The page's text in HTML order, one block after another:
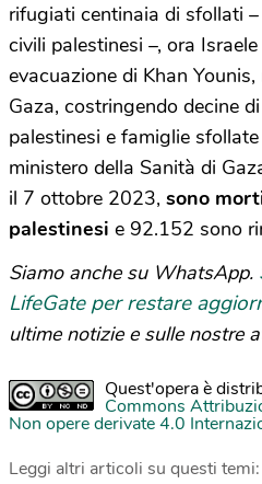
rifugiati centinaia di sfollati
civili palestinesi –, ora
evacuazione di Khan
Gaza, costringendo decine
palestinesi e famiglie
ministero della Sanità di
il 7 ottobre 2023, sono
palestinesi e 92.152 sono
Siamo anche su WhatsApp.
LifeGate per restare
ultime notizie e sulle nostre
Quest'opera è
Commons
Non opere derivate 4.0
Leggi altri articoli su questi temi: